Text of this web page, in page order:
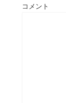
コメント